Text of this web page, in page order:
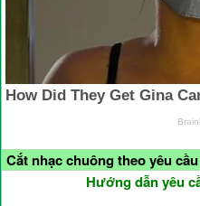
Cắt nhạc chuông theo yêu cầu
Hướng dẫn yêu